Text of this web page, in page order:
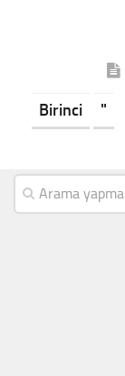
Birinci "